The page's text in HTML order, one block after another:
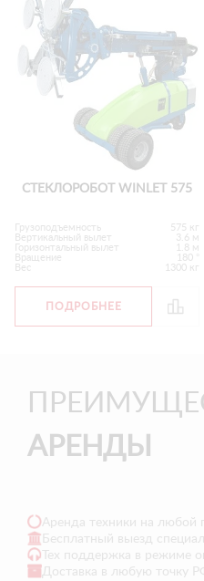
СТЕКЛОРОБОТ WINLET 575
Грузоподъемность
575 кг
Вертикальный вылет
3.6 м
Горизонтальный вылет
1.8 м
Вращение
180 °
Вес
1300 кг
ПОДРОБНЕЕ
АРЕНДЫ
Аренда техники на любой
Бесплатный выезд
Тех поддержка в режиме
Доставка в любую точку